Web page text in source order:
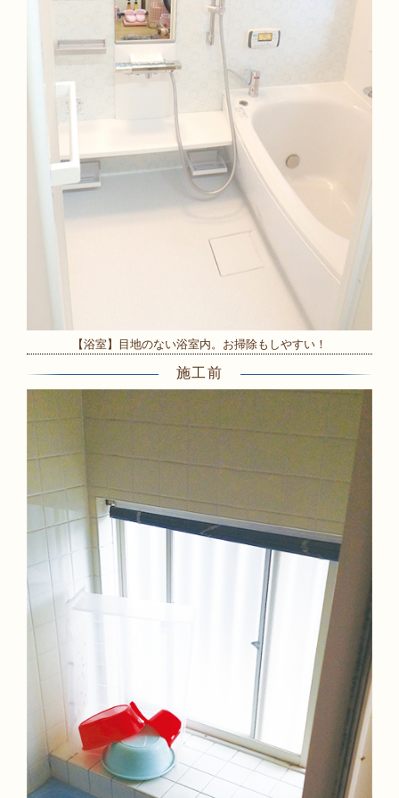
【浴室】目地のない浴室内。お掃除もしやすい！
施工前